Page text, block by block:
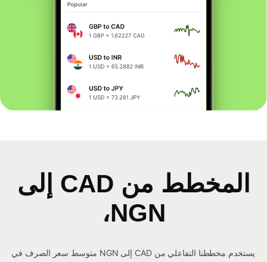
المخطط من CAD إلى
NGN،
يستخدم مخططنا التفاعلي من CAD إلى NGN متوسط ​​سعر الصرف في